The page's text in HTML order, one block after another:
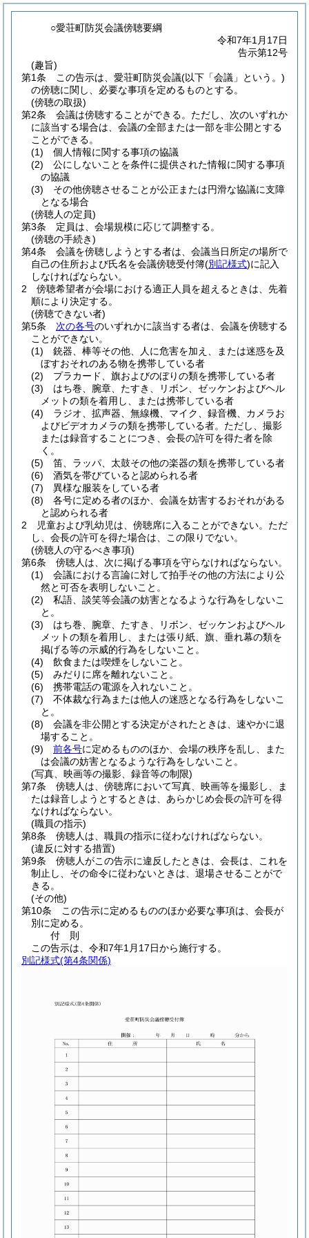
○愛荘町防災会議傍聴要綱
令和7年1月17日
告示第12号
(趣旨)
第1条
この告示は、愛荘町防災会議(以下「会議」という。)
の傍聴に関し、必要な事項を定めるものとする。
(傍聴の取扱)
第2条
会議は傍聴することができる。 ただし、次のいずれか
に該当する場合は、会議の全部または一部を非公開とする
ことができる。
(1)
個人情報に関する事項の協議
(2)
公にしないことを条件に提供された情報に関する事項
の協議
(3)
その他傍聴させることが公正または円滑な協議に支障
となる場合
(傍聴人の定員)
第3条
定員は、会場規模に応じて調整する。
(傍聴の手続き)
第4条
会議を傍聴しようとする者は、会議当日所定の場所で
自己の住所および氏名を会議傍聴受付簿(別記様式)に記入
しなければならない。
2
傍聴希望者が会場における適正人員を超えるときは、先着
順により決定する。
(傍聴できない者)
第5条
次の各号のいずれかに該当する者は、会議を傍聴する
ことができない。
(1)
銃器、棒等その他、人に危害を加え、または迷惑を及
ぼすおそれのある物を携帯している者
(2)
プラカード、旗およびのぼりの類を携帯している者
(3)
はち巻、腕章、たすき、リボン、ゼッケンおよびヘル
メットの類を着用し、または携帯している者
(4)
ラジオ、拡声器、無線機、マイク、録音機、カメラお
よびビデオカメラの類を携帯している者。 ただし、撮影
または録音することにつき、会長の許可を得た者を除
く。
(5)
笛、ラッパ、太鼓その他の楽器の類を携帯している者
(6)
酒気を帯びていると認められる者
(7)
異様な服装をしている者
(8)
各号に定める者のほか、会議を妨害するおそれがある
と認められる者
2
児童および乳幼児は、傍聴席に入ることができない。 ただ
し、会長の許可を得た場合は、この限りでない。
(傍聴人の守るべき事項)
第6条
傍聴人は、次に掲げる事項を守らなければならない。
(1)
会議における言論に対して拍手その他の方法により公
然と可否を表明しないこと。
(2)
私語、談笑等会議の妨害となるような行為をしないこ
と。
(3)
はち巻、腕章、たすき、リボン、ゼッケンおよびヘル
メットの類を着用し、または張り紙、旗、垂れ幕の類を
掲げる等の示威的行為をしないこと。
(4)
飲食または喫煙をしないこと。
(5)
みだりに席を離れないこと。
(6)
携帯電話の電源を入れないこと。
(7)
不体裁な行為または他人の迷惑となる行為をしないこ
と。
(8)
会議を非公開とする決定がされたときは、速やかに退
場すること。
(9)
前各号に定めるもののほか、会場の秩序を乱し、また
は会議の妨害となるような行為をしないこと。
(写真、映画等の撮影、録音等の制限)
第7条
傍聴人は、傍聴席において写真、映画等を撮影し、ま
たは録音しようとするときは、あらかじめ会長の許可を得
なければならない。
(職員の指示)
第8条
傍聴人は、職員の指示に従わなければならない。
(違反に対する措置)
第9条
傍聴人がこの告示に違反したときは、会長は、これを
制止し、その命令に従わないときは、退場させることがで
きる。
(その他)
第10条
この告示に定めるもののほか必要な事項は、会長が
別に定める。
付 則
この告示は、令和7年1月17日から施行する。
別記様式(第4条関係)